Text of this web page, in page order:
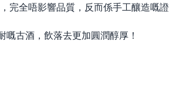
完全唔影響品質，反而係手工釀造嘅證
古酒，飲落去更加圓潤醇厚！